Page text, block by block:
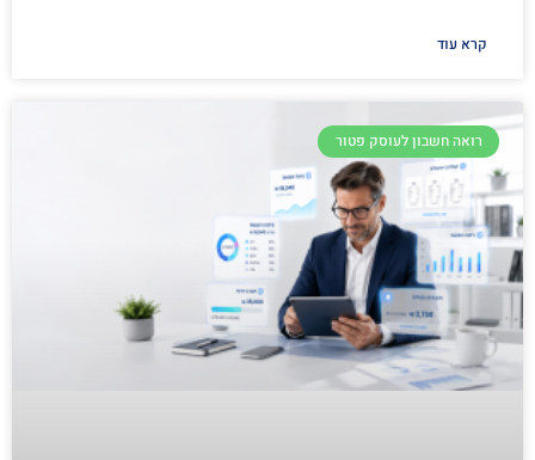
קרא עוד
רואה חשבון לעוסק פטור